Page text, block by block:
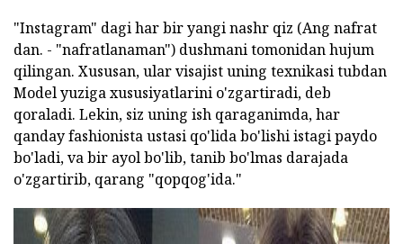
"Instagram" dagi har bir yangi nashr qiz (Ang nafrat
dan. - "nafratlanaman") dushmani tomonidan hujum
qilingan. Xususan, ular visajist uning texnikasi tubdan
Model yuziga xususiyatlarini o'zgartiradi, deb
qoraladi. Lekin, siz uning ish qaraganimda, har
qanday fashionista ustasi qo'lida bo'lishi istagi paydo
bo'ladi, va bir ayol bo'lib, tanib bo'lmas darajada
o'zgartirib, qarang "qopqog'ida."